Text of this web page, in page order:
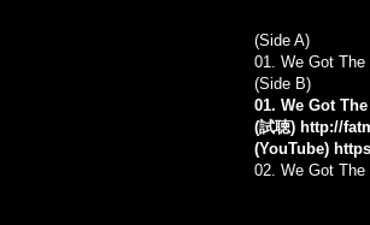
(Side A)
01. We Got The
(Side B)
01. We Got
(試聴) http://
(YouTube)
02. We Got The